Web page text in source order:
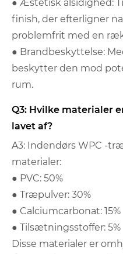
● Æstetisk alsidighed:
finish, der efterligner
problemfrit med en
● Brandbeskyttelse:
beskytter den mod
rum.
Q3: Hvilke materialer
lavet af?
A3: Indendørs WPC -
materialer:
● PVC: 50%
● Træpulver: 30%
● Calciumcarbonat: 15%
● Tilsætningsstoffer: 5%
Disse materialer er